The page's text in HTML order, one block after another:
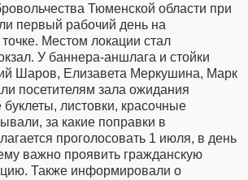
Тюменской области при
первый рабочий день на
Местом локации стал
У баннера-аншлага и стойки
Шаров, Елизавета Меркушина, Марк
посетителям зала ожидания
листовки, красочные
за какие поправки в
проголосовать 1 июля, в день
важно проявить гражданскую
Также информировали о